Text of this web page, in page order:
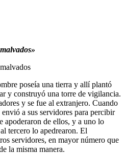
poseía una tierra y allí plantó
y construyó una torre de vigilancia.
y se fue al extranjero. Cuando
a sus servidores para percibir
apoderaron de ellos, y a uno lo
tercero lo apedrearon. El
servidores, en mayor número que
la misma manera.